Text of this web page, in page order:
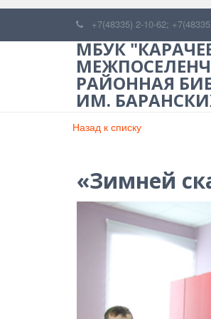
+7(48335) 2-10-62;
МБУК
РАЙОННАЯ
ИМ.
Назад к списку
«Зимней